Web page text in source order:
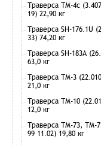
Траверса ТМ-4с
19) 22,90 кг
Траверса SH-176.1U
33) 74,20 кг
Траверса SH-183А
63,0 кг
Траверса ТМ-3
21,0 кг
Траверса ТМ-10
12,0 кг
Траверса ТМ-73, ТМ-
99 11.02) 19,80 кг